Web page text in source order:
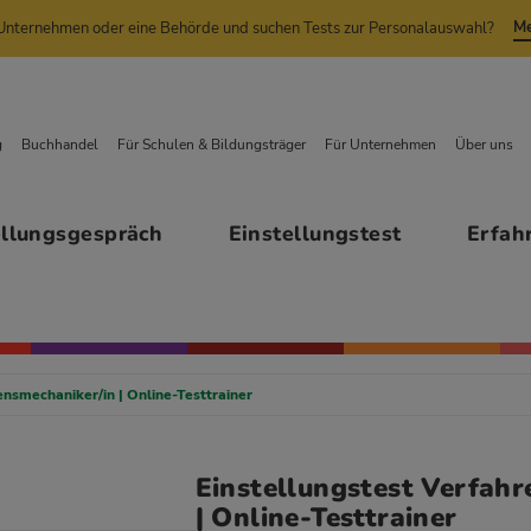
oder eine Behörde und suchen Tests zur Personalauswahl?
Einstellungstest
Buchhandel Für Schulen & Bildungsträger Für Unternehmen Über uns
in | Online-Testtrainer
Einstellungstest
| Online-Testtrainer